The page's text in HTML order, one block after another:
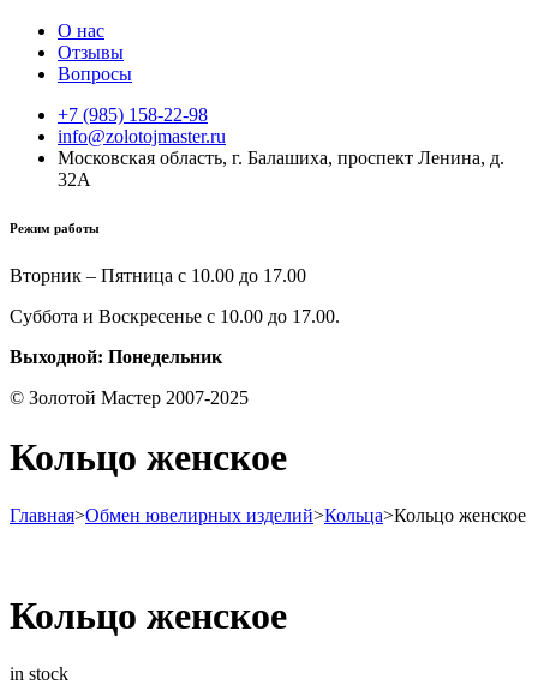
О нас
Отзывы
Вопросы
+7 (985) 158-22-98
info@zolotojmaster.ru
Московская область, г. Балашиха, проспект Ленина, д.
32А
Режим работы
Вторник – Пятница с 10.00 до 17.00
Суббота и Воскресенье с 10.00 до 17.00.
Выходной: Понедельник
© Золотой Мастер 2007-2025
Кольцо женское
Главная>Обмен ювелирных изделий>Кольца>Кольцо женское
Кольцо женское
in stock